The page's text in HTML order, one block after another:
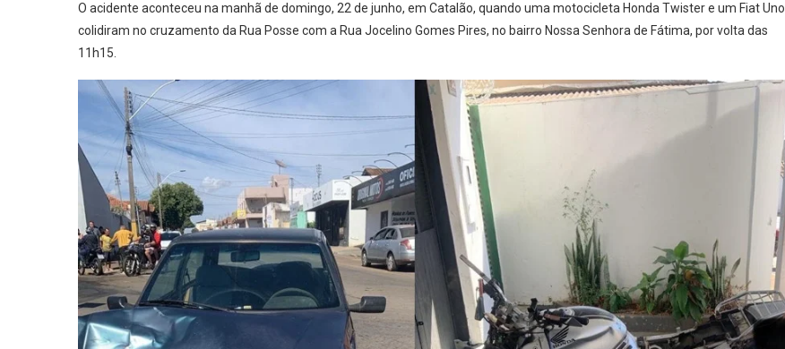
O acidente aconteceu na manhã de domingo, 22 de junho, em Catalão, quando uma motocicleta Honda Twister e um Fiat Uno
colidiram no cruzamento da Rua Posse com a Rua Jocelino Gomes Pires, no bairro Nossa Senhora de Fátima, por volta das
11h15.